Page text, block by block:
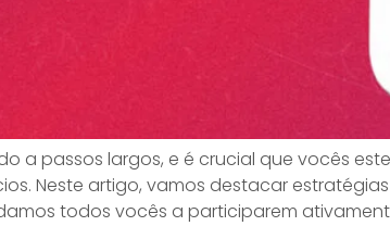
a passos largos, e é crucial que vocês
Neste artigo, vamos destacar
todos vocês a participarem